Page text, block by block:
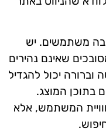
משתמשים. יש
שאינם נהירים
יכול להגדיל
בתוכן המוצג.
המשתמש, אלא